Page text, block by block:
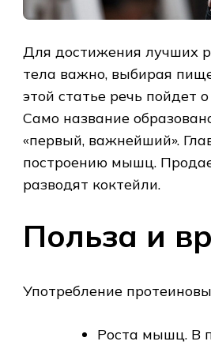
Для достижения лучших
тела важно, выбирая
этой статье речь пойдет
Само название
«первый, важнейший».
построению мышц.
разводят коктейли.
Польза и
Употребление
Роста мышц. В